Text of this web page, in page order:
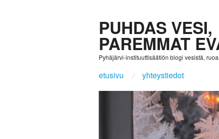
PUHDAS VESI,
PAREMMAT
Pyhäjärvi-instituuttisäätiön blogi vesistä,
etusivu yhteystiedot